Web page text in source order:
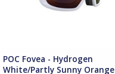
POC Fovea - Hydrogen
White/Partly Sunny Orange